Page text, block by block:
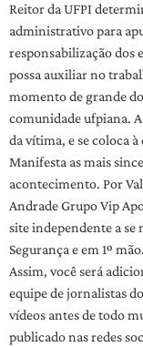
Reitor da UFPI
administrativo para
responsabilização dos
possa auxiliar no
momento de grande
comunidade ufpiana.
da vítima, e se coloca
Manifesta as mais
acontecimento. Por
Andrade Grupo Vip
site independente a
Segurança e em 1º
Assim, você será
equipe de jornalistas
vídeos antes de todo
publicado nas redes